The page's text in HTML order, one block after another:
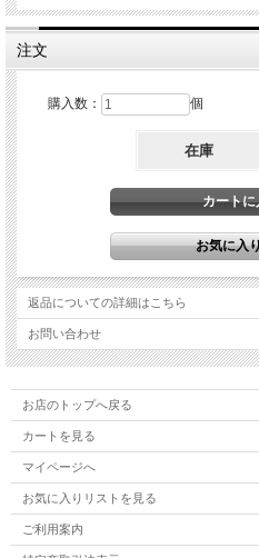
注文
購入数： 個
在庫
返品についての詳細はこちら
お問い合わせ
お店のトップへ戻る
カートを見る
マイページへ
お気に入りリストを見る
ご利用案内